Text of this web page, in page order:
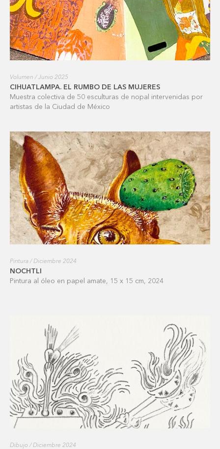
Volumen / Junio 2025
CIHUATLAMPA. EL RUMBO DE LAS MUJERES
Muestra colectiva de 50 esculturas de nopal intervenidas por
artistas de la Ciudad de México
Pintura / Diciembre 2024
NOCHTLI
Pintura al óleo en papel amate, 15 x 15 cm, 2024
Dibujo / Diciembre 2024